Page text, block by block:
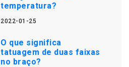
temperatura?
2022-01-25
O que significa
tatuagem de duas faixas
no braço?